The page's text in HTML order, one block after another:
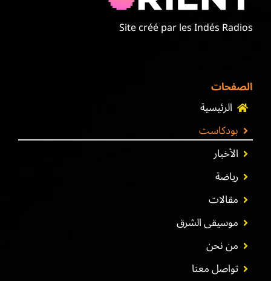
Site créé par les Indés Radios
الصفحات
الرئيسية
بودكاست
الأخبار
رياضة
مقالات
موسيقى الشرق
من نحن
تواصل معنا